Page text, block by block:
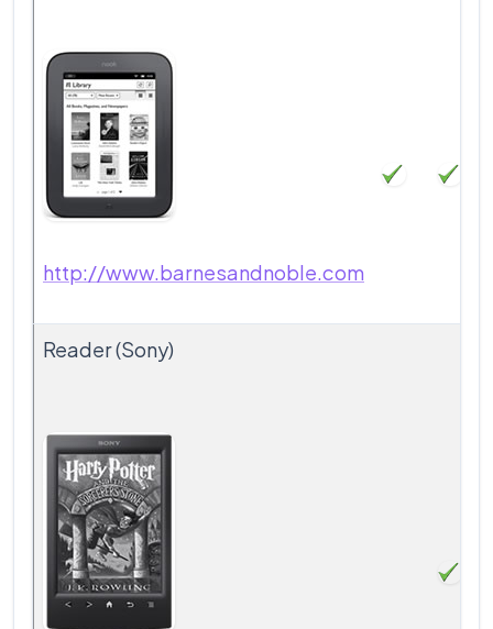
http://www.barnesandnoble.com
Reader (Sony)